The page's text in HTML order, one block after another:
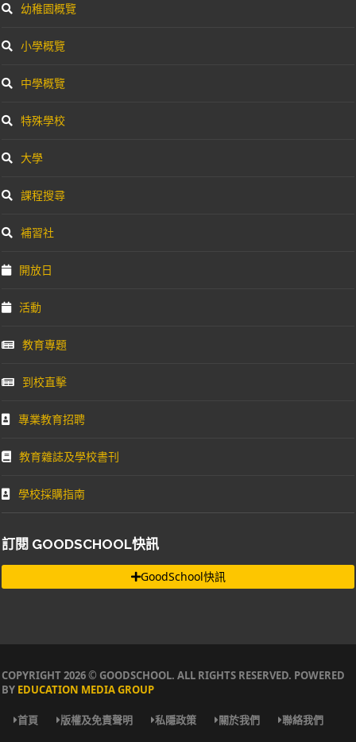
幼稚園概覽
小學概覽
中學概覽
特殊學校
大學
課程搜尋
補習社
開放日
活動
教育專題
到校直擊
專業教育招聘
教育雜誌及學校書刊
學校採購指南
訂閱 GOODSCHOOL快訊
GoodSchool快訊
COPYRIGHT 2026 © GOODSCHOOL. ALL RIGHTS RESERVED. POWERED
BY EDUCATION MEDIA GROUP
首頁 版權及免責聲明 私隱政策 關於我們 聯絡我們